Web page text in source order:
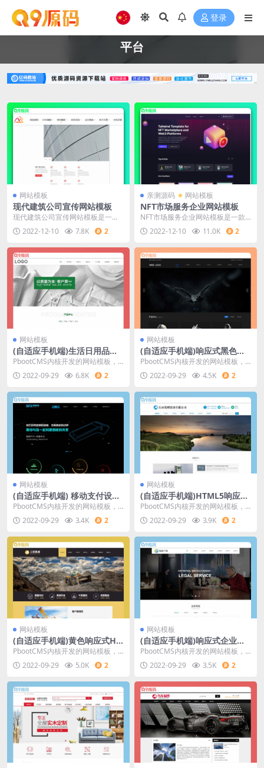
登录
平台
网站模板
现代建筑公司宣传网站模板
现代建筑公司宣传网站模板是一款
适合从事现在建筑行业的公司网站
模板下载。提示：本模
2022-12-10 7.8K 2
亲测源码 网站模板
NFT市场服务企业网站模板
NFT市场服务企业网站模板是一款
适合提供NFT服务业务的企业网站
模板下载。提示：
2022-12-10 11.0K 2
网站模板
(自适应手机端)生活日用品生
产厂家网站源码 居家用品纸盘
纸盒纸杯卫生纸巾生产网站pb
ootcms模板
PbootCMS内核开发的网站模板，
该模板适卫生纸巾网站、生活用品
网站等企业，
2022-09-29 6.8K 2
网站模板
(自适应手机端)响应式黑色酷
炫数码摄影网站源码 高端摄影
网站pbootcms模板
PbootCMS内核开发的网站模板，
该模板适摄影网站、数码摄影网站
等企业，当然其
2022-09-29 4.5K 2
网站模板
(自适应手机端) 移动支付设备
pos机网站源码 刷卡pos机金
融数据支付电子科技公司网站
pbootcms模板
PbootCMS内核开发的网站模板，
该模板适用于pos机网站、移动支付
设备网站等
2022-09-29 3.4K 2
网站模板
(自适应手机端)HTML5响应式
真空泵设备网站源码 环保污水
处理设备pbootcms网站模板
PbootCMS内核开发的网站模板，
该模板适用于污水处理设备网站、
真空泵设备网站
2022-09-29 3.9K 2
网站模板
(自适应手机端)黄色响应式HT
ML5挖掘机网站源码 工程机械
设备pbootcms网站模板
PbootCMS内核开发的网站模板，
该模板适用于挖掘机网站、工程机
械设备网站等企
2022-09-29 5.0K 2
网站模板
(自适应手机端)响应式企业管
理类网站源码 房产合同知识产
PbootCMS内核开发的网站模板，
该模板适用于知识产权网站、企业
管理网站等企业
2022-09-29 3.5K 2